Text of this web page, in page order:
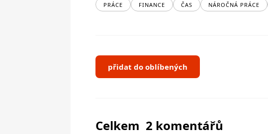
PRÁCE FINANCE ČAS NÁROČNÁ PRÁCE
přidat do oblíbených
Celkem 2 komentářů